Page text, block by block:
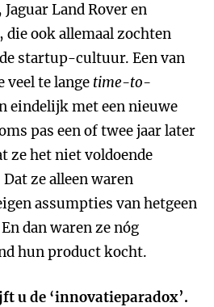
Land Rover en
ook allemaal zochten
startup-cultuur. Een van
veel te lange time-to-
eindelijk met een nieuwe
pas een of twee jaar later
ze het niet voldoende
ze alleen waren
assumpties van hetgeen
dan waren ze nóg
hun product kocht.
u de ‘innovatieparadox’.